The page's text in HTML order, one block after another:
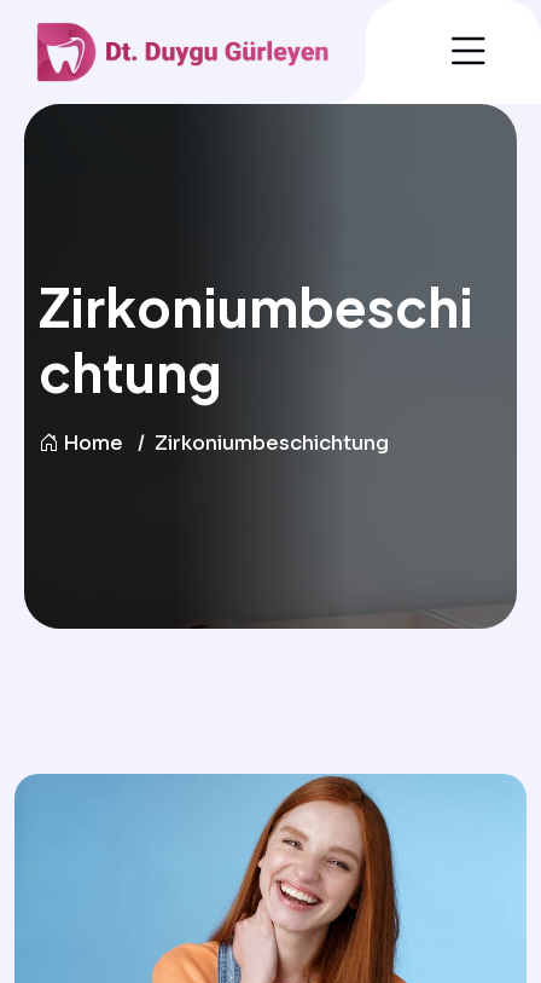
Zirkoniumbeschi
chtung
Home Zirkoniumbeschichtung